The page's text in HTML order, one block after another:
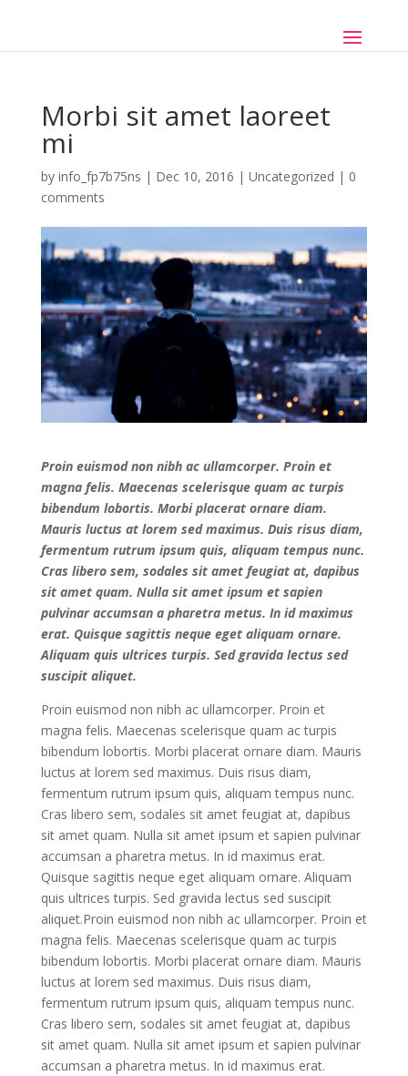
Morbi sit amet laoreet
mi
by info_fp7b75ns | Dec 10, 2016 | Uncategorized | 0
comments
Proin euismod non nibh ac ullamcorper. Proin et
magna felis. Maecenas scelerisque quam ac turpis
bibendum lobortis. Morbi placerat ornare diam.
Mauris luctus at lorem sed maximus. Duis risus diam,
fermentum rutrum ipsum quis, aliquam tempus nunc.
Cras libero sem, sodales sit amet feugiat at, dapibus
sit amet quam. Nulla sit amet ipsum et sapien
pulvinar accumsan a pharetra metus. In id maximus
erat. Quisque sagittis neque eget aliquam ornare.
Aliquam quis ultrices turpis. Sed gravida lectus sed
suscipit aliquet.
Proin euismod non nibh ac ullamcorper. Proin et
magna felis. Maecenas scelerisque quam ac turpis
bibendum lobortis. Morbi placerat ornare diam. Mauris
luctus at lorem sed maximus. Duis risus diam,
fermentum rutrum ipsum quis, aliquam tempus nunc.
Cras libero sem, sodales sit amet feugiat at, dapibus
sit amet quam. Nulla sit amet ipsum et sapien pulvinar
accumsan a pharetra metus. In id maximus erat.
Quisque sagittis neque eget aliquam ornare. Aliquam
quis ultrices turpis. Sed gravida lectus sed suscipit
aliquet.Proin euismod non nibh ac ullamcorper. Proin et
magna felis. Maecenas scelerisque quam ac turpis
bibendum lobortis. Morbi placerat ornare diam. Mauris
luctus at lorem sed maximus. Duis risus diam,
fermentum rutrum ipsum quis, aliquam tempus nunc.
Cras libero sem, sodales sit amet feugiat at, dapibus
sit amet quam. Nulla sit amet ipsum et sapien pulvinar
accumsan a pharetra metus. In id maximus erat.